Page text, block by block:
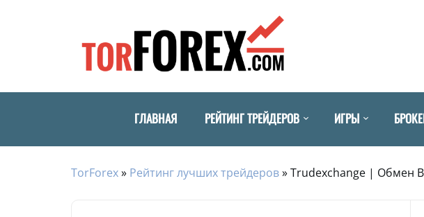
ГЛАВНАЯ РЕЙТИНГ ТРЕЙДЕРОВ ИГРЫ
TorForex» Рейтинг лучших трейдеров»Trudexchange | Обмен